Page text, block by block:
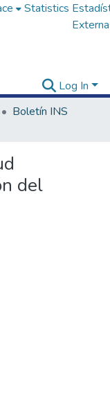
Statistics
Log In
Boletín INS
del